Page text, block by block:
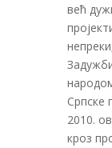
већ
Српске
2010.
кроз